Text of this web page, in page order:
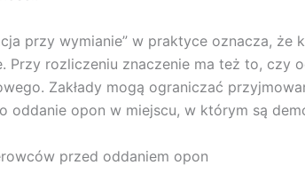
przy wymianie” w praktyce oznacza,
Przy rozliczeniu znaczenie ma też to, czy
Zakłady mogą ograniczać
oddanie opon w miejscu, w którym są
przed oddaniem opon